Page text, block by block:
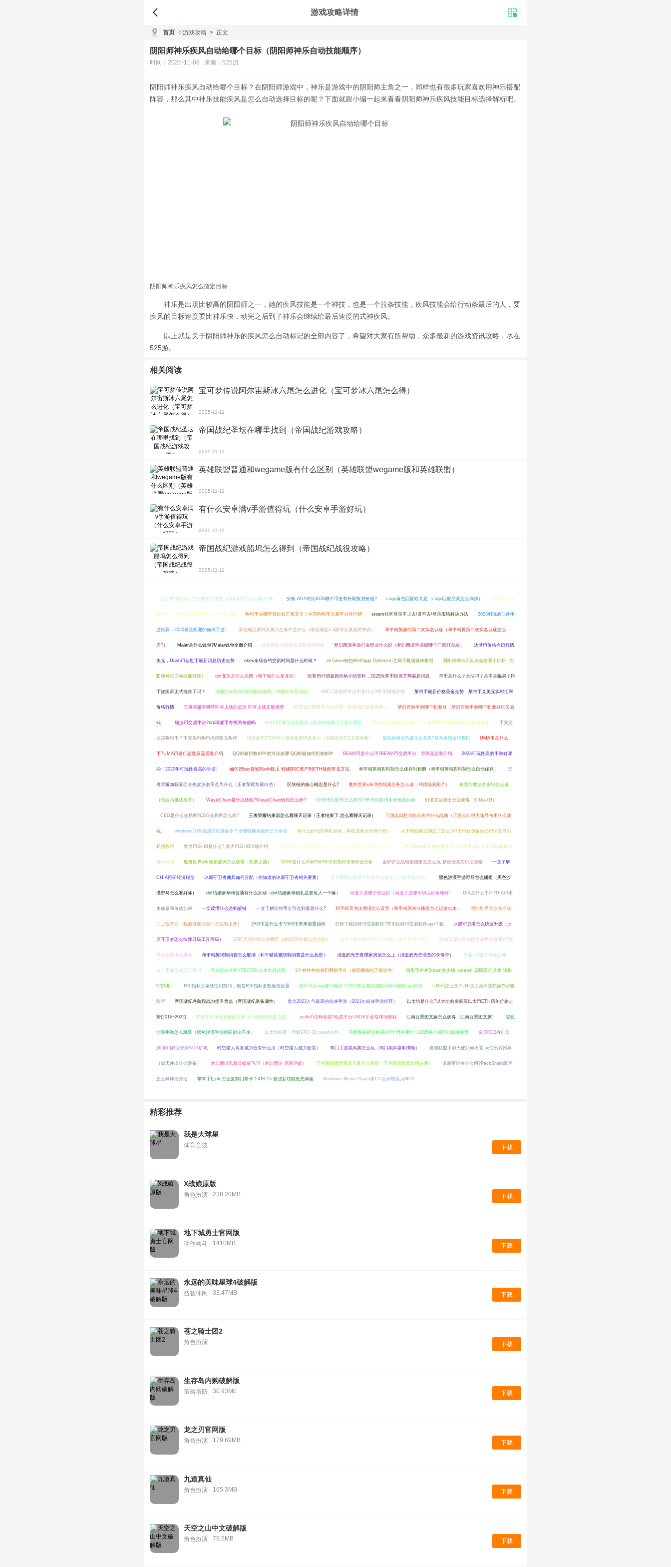
游戏攻略详情
首页 游戏攻略 > 正文
阴阳师神乐疾风自动给哪个目标（阴阳师神乐自动技能顺序）
时间：2025-11-08 来源：525游
阴阳师神乐疾风自动给哪个目标 ？在阴阳师游戏中，神乐是游戏中的阴阳师主角之一，同样也有很多玩家喜欢用神乐搭配
阵容，那么其中神乐技能疾风是怎么自动选择目标的呢？下面就跟小编一起来看看阴阳师神乐疾风技能目标选择解析吧。
阴阳师神乐疾风怎么指定目标
神乐是出场比较高的阴阳师之一，她的疾风技能是一个神技，也是一个拉条技能，疾风技能会给行动条最后的人，要
疾风的目标速度要比神乐快，动完之后到了神乐会继续给最后速度的式神疾风。
以上就是关于阴阳师神乐的疾风怎么自动标记的全部内容了，希望对大家有所帮助，众多最新的游戏资讯攻略，尽在
525游。
相关阅读
宝可梦传说阿尔宙斯冰六尾怎么进化（宝可梦冰六尾怎么得）
2025-11-11
帝国战纪圣坛在哪里找到（帝国战纪游戏攻略）
2025-11-11
英雄联盟普通和wegame版有什么区别（英雄联盟wegame版和英雄联盟）
2025-11-11
有什么安卓满v手游值得玩（什么安卓手游好玩）
2025-11-11
帝国战纪游戏船坞怎么得到（帝国战纪战役攻略）
2025-11-11
宝可梦阿尔宙斯怎么增加亲密度（阿尔宙斯怎么召唤出来） 分析:ADA对比EOS哪个币更有长期投资价值? csgo黄色匹配啥意思（csgo匹配变黄怎么搞掉） 火币怎么买
狗狗币？火币app买狗狗币与比特币步骤 狗狗币在哪里买比较正规安全？中国狗狗币交易平台排行榜 steam社区登录不上去/进不去/登录报错解决办法 2023耐玩的仙侠手
游推荐（2020最受欢迎的仙侠手游） 泰拉瑞亚派对女孩入住条件是什么（泰拉瑞亚1.4派对女孩卖的东西） 和平精英如何第二次实名认证（和平精英第二次实名认证怎么
弄?） Maiar是什么钱包?Maiar钱包全面介绍 优盾钱包创建钱包流程使用教程 梦幻西游手游打金职业什么好（梦幻西游手游版哪个门派打金块） 达世币价格今日行情
美元，Dash币达世币最新消息历史走势 okex永续合约交割时间是什么时候？ imToken钱包WePiggy Optimism主网手机端操作教程 阴阳师神乐疾风自动给哪个目标（阴
阳师神乐自动技能顺序） dnf龙珠是什么东西（地下城什么是龙珠） 玩客币行情最新价格介绍资料，2025玩客币链克官网最新消息 Pi币是什么？合法吗？是不是骗局？Pi
币被国家正式批准了吗？ 消逝的光芒2区域分配能改吗（消逝的光芒2ign） ABCC交易所平台币是什么?AT币详细介绍 莱特币最新价格美金走势，莱特币兑美元实时汇率
价格行情 王者荣耀有哪些即将上线的皮肤 即将上线皮肤推荐 帝国战纪图腾有什么作用（帝国战纪游戏攻略） 梦幻西游手游哪个职业好（梦幻西游手游哪个职业好玩又省
钱） 瑞波币交易平台?xrp瑞波币有投资价值吗 win10不显示优盘图标 u盘插在电脑上不显示图标 Pepe币现在值多少钱一个？佩佩币今日行情价格历史走势图 币安怎
么买狗狗币？币安买狗狗币流程图文教程 消逝的光芒2市中心保险箱密码是多少（消逝的光芒2主线攻略） 反向永续合约是什么意思?反向永续合约规则 UMA币是什么
币?UMA币发行总量及流通量介绍 QQ邮箱拒收邮件的方法步骤-QQ邮箱如何拒收邮件 BEAM币是什么币?BEAM币交易平台、管网及总量介绍 2023可玩性高的手游有哪
些（2020年可玩性最高的手游） 如何把bsc链转到eth链上 转移BSC资产到ETH链的常见方法 和平精英精彩时刻怎么保存到相册（和平精英精彩时刻怎么自动保存） 王
者荣耀加载界面金色皮肤名字是为什么（王者荣耀加载白色） 区块链的核心概念是什么? 魔兽世界wlk寻找线索任务怎么做（寻找线索图片） 创造与魔法兽皮铠怎么做
（创造与魔法皮革） WaykiChain是什么钱包?WaykiChain钱包怎么样? CHR币幻彩币怎么样?CHR币幻彩币未来价值如何 幻塔艾达骑士怎么获得（幻塔a-03）
CEG是什么交易所?CEG交易所怎么样? 王者荣耀结束后怎么看聊天记录（王者结束了,怎么看聊天记录） 三国志幻想大陆吕布带什么战魂（三国志幻想大陆吕布用什么战
魂） windows10系统清理垃圾命令？清理电脑垃圾的三个命令 有什么好玩的单机游戏（单机游戏大作排行榜） 火币钱包助记词忘了怎么办?火币钱包备份助记词及导出
私钥教程 柴犬币SHIB是什么? 柴犬币SHIB详细介绍 艾尔登法环二周目保留什么（艾尔登法环15分钟实机演示） 中本聪的真实身份是什么？比特币创始人中本聪的真实
身份揭秘 魔兽世界wlk死寒披风怎么获得（死寒之拥） WPR是什么币种?WPR币前景和未来价值分析 金铲铲之战精密德莱文怎么玩 精密德莱文玩法攻略 一文了解
CHIA挖矿经济模型 冰原守卫者佣兵如何分配（你知道的冰原守卫者相关要素） 宝可梦阿尔宙斯千针鱼怎么进化（千针鱼超进化） 黑色沙漠手游野马怎么捕捉（黑色沙
漠野马怎么看好坏） dnf结婚豪华和普通有什么区别（dnf结婚豪华婚礼是要每人一个嘛） 问道手游哪个职业好（问道手游哪个职业好杀地宫） DIA是什么币种?DIA币未
来前景和价值如何 一文读懂什么是蚂蚁链 一文了解比特币全节点到底是什么? 和平精英淘汰播报怎么设置（和平精英淘汰播报怎么设置出来） 我的世界怎么在活板
门上放东西（我的世界活板门怎么向上开） ZKS币是什么币?ZKS币未来前景如何 怎样下载比特币交易软件?常用比特币交易软件app下载 冰原守卫者怎么快速升级（冰
原守卫者怎么快速升级工匠等级） DNF无尽的祭坛在哪里（dnf无尽的祭坛怎么过） 深空之眼潮音刻印怎么搭配（深空之眼夕誓） 国内正规的区块链交易平台有哪些?国
内区块链平台推荐 和平精英限制消费怎么取消（和平精英被限制消费是什么意思） 消逝的光芒查理家房顶怎么上（消逝的光芒理查的录像带） 币赢_币赢官网最新地
址？币赢交易所正规吗 区块链技术和YTBCOIN未来发展趋势 3个有特色的兼职网络平台（兼职赚钱的正规软件） 隐形守护者Steam多少钱（steam 剧情高分游戏 隐形
守护者） RSI指标三条线使用技巧，期货RSI指标参数最佳设置 炒币平台app哪个最好？2025年正规的虚拟币炒币软件app排名 UNI币怎么买?UNI买入卖出交易操作步骤
教程 帝国战纪各阶段战力提升盘点（帝国战纪装备属性） 盘点2023人气最高的仙侠手游（2021年仙侠手游推荐） 以太坊是什么?以太坊的发展及以太币ETH历年价格走
势(2016~2022) 有没有不花钱的奇迹手游（不烧钱的奇迹手游） usdk币怎样获得?欧易平台USDK币获取详细教程 江南百景图文藤怎么获得（江南百景图文腾） 黑色
沙漠手游怎么跳跃（黑色沙漠手游跳跃键出不来） 以太坊科普：理解ERC-20 token合约 马斯克最建议购买的7个币有哪些？2025牛市最可能爆发的币 金贝KD2拆机实
测:家用静音炫彩KDA矿机 时空猎人装备威力值有什么用（时空猎人威力套装） 蜀门手游黑风寨怎么玩（蜀门黑风寨刷绑银） 英雄联盟手游天使如何出装 天使出装推荐
（lol天使出什么装备） 梦幻西游凤舞灵蝶能飞吗（梦幻西游 凤舞灵蝶） 王者荣耀挚爱童话天幕怎么获得（王者荣耀挚爱玫瑰在哪） 派盾审计有什么用?PeckShield派盾
怎么样详细介绍 苹果手机nfc怎么复制门禁卡？iOS 15 最强新功能抢先体验 Windows Media Player将CD音乐转换为MP3
精彩推荐
我是大球星
体育竞技 下载
X战娘原版
角色扮演 238.20MB 下载
地下城勇士官网版
动作格斗 1410MB 下载
永远的美味星球4破解版
益智休闲 33.47MB 下载
苍之骑士团2
角色扮演 下载
生存岛内购破解版
策略塔防 30.93Mb 下载
龙之刃官网版
角色扮演 179.69MB 下载
九道真仙
角色扮演 165.3MB 下载
天空之山中文破解版
角色扮演 79.5MB 下载